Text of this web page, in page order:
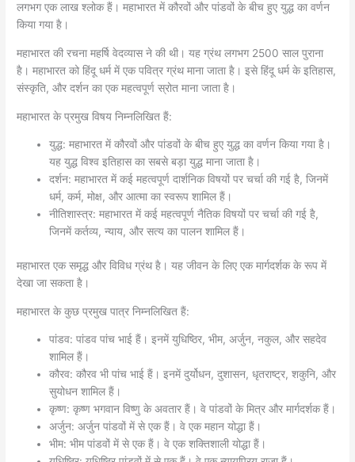
लगभग एक लाख श्लोक हैं। महाभारत में कौरवों और पांडवों के बीच हुए युद्ध का वर्णन
किया गया है।
महाभारत की रचना महर्षि वेदव्यास ने की थी। यह ग्रंथ लगभग 2500 साल पुराना
है। महाभारत को हिंदू धर्म में एक पवित्र ग्रंथ माना जाता है। इसे हिंदू धर्म के इतिहास,
संस्कृति, और दर्शन का एक महत्वपूर्ण स्रोत माना जाता है।
महाभारत के प्रमुख विषय निम्नलिखित हैं:
युद्ध: महाभारत में कौरवों और पांडवों के बीच हुए युद्ध का वर्णन किया गया है।
यह युद्ध विश्व इतिहास का सबसे बड़ा युद्ध माना जाता है।
दर्शन: महाभारत में कई महत्वपूर्ण दार्शनिक विषयों पर चर्चा की गई है, जिनमें
धर्म, कर्म, मोक्ष, और आत्मा का स्वरूप शामिल हैं।
नीतिशास्त्र: महाभारत में कई महत्वपूर्ण नैतिक विषयों पर चर्चा की गई है,
जिनमें कर्तव्य, न्याय, और सत्य का पालन शामिल हैं।
महाभारत एक समृद्ध और विविध ग्रंथ है। यह जीवन के लिए एक मार्गदर्शक के रूप में
देखा जा सकता है।
महाभारत के कुछ प्रमुख पात्र निम्नलिखित हैं:
पांडव: पांडव पांच भाई हैं। इनमें युधिष्ठिर, भीम, अर्जुन, नकुल, और सहदेव
शामिल हैं।
कौरव: कौरव भी पांच भाई हैं। इनमें दुर्योधन, दुशासन, धृतराष्ट्र, शकुनि, और
सुयोधन शामिल हैं।
कृष्ण: कृष्ण भगवान विष्णु के अवतार हैं। वे पांडवों के मित्र और मार्गदर्शक हैं।
अर्जुन: अर्जुन पांडवों में से एक हैं। वे एक महान योद्धा हैं।
भीम: भीम पांडवों में से एक हैं। वे एक शक्तिशाली योद्धा हैं।